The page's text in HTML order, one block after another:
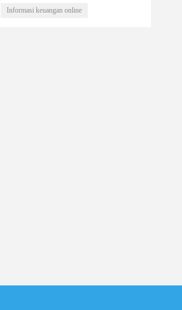
Informasi keuangan online